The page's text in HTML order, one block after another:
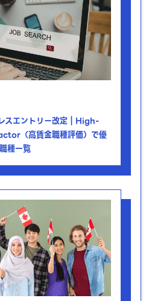
スエントリー改定｜High-
（高賃金職種評価）で優
種一覧